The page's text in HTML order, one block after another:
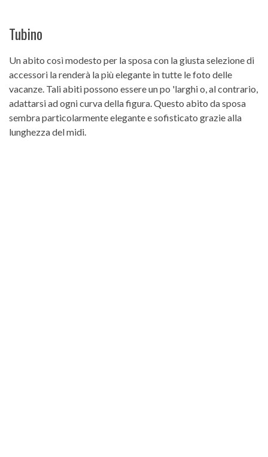
Tubino
Un abito così modesto per la sposa con la giusta selezione di
accessori la renderà la più elegante in tutte le foto delle
vacanze. Tali abiti possono essere un po 'larghi o, al contrario,
adattarsi ad ogni curva della figura. Questo abito da sposa
sembra particolarmente elegante e sofisticato grazie alla
lunghezza del midi.